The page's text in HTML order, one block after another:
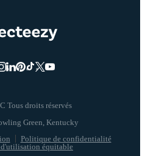
Tous droits réservés
Politique de confidentialité
équitable